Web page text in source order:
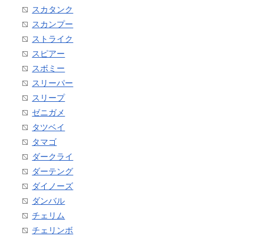
スカタンク
スカンプー
ストライク
スピアー
スボミー
スリーパー
スリープ
ゼニガメ
タツベイ
タマゴ
ダークライ
ダーテング
ダイノーズ
ダンバル
チェリム
チェリンボ